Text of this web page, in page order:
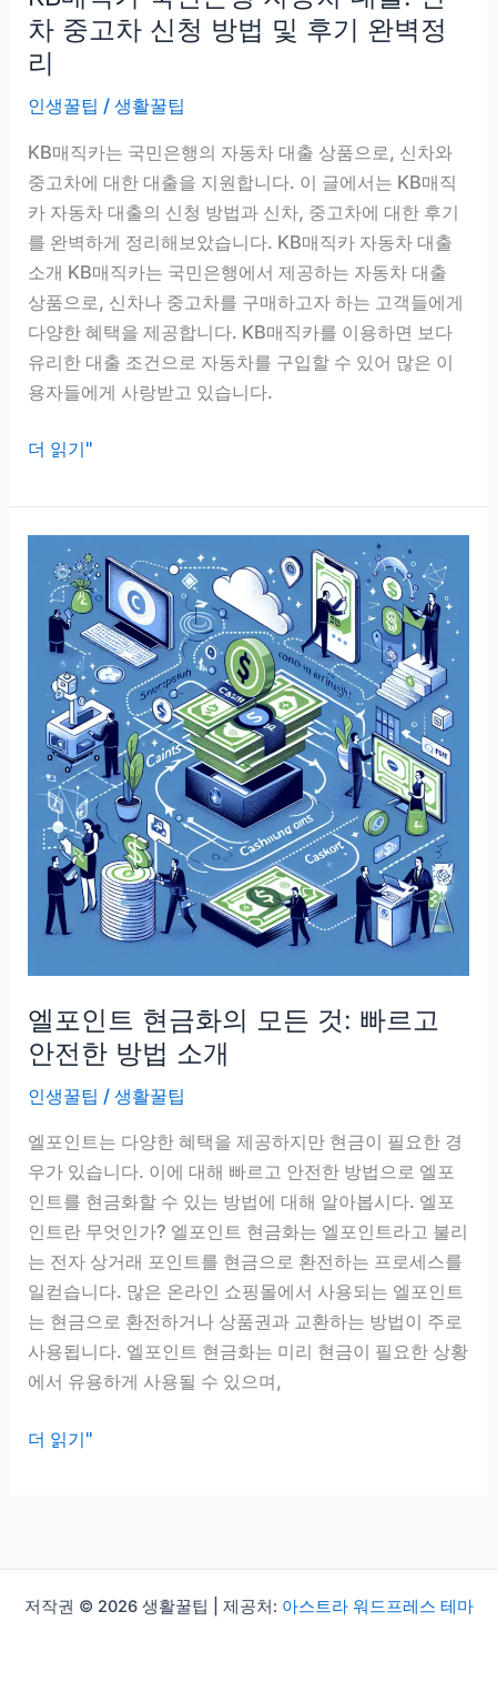
방
법
유
용
한
후
기
차 중고차 신청 방법 및 후기 완벽정
리
인생꿀팁 /생활꿀팁
KB매직카는 국민은행의 자동차 대출 상품으로, 신차와
중고차에 대한 대출을 지원합니다. 이 글에서는 KB매직
카 자동차 대출의 신청 방법과 신차, 중고차에 대한 후기
를 완벽하게 정리해보았습니다. KB매직카 자동차 대출
소개 KB매직카는 국민은행에서 제공하는 자동차 대출
상품으로, 신차나 중고차를 구매하고자 하는 고객들에게
다양한 혜택을 제공합니다. KB매직카를 이용하면 보다
유리한 대출 조건으로 자동차를 구입할 수 있어 많은 이
용자들에게 사랑받고 있습니다.
KB
직
카
출:
신
청
방
및
후
기
완
벽
정
리
더 읽기"
엘포인트 현금화의 모든 것: 빠르고
안전한 방법 소개
인생꿀팁 /생활꿀팁
엘포인트는 다양한 혜택을 제공하지만 현금이 필요한 경
우가 있습니다. 이에 대해 빠르고 안전한 방법으로 엘포
인트를 현금화할 수 있는 방법에 대해 알아봅시다. 엘포
인트란 무엇인가? 엘포인트 현금화는 엘포인트라고 불리
는 전자 상거래 포인트를 현금으로 환전하는 프로세스를
일컫습니다. 많은 온라인 쇼핑몰에서 사용되는 엘포인트
는 현금으로 환전하거나 상품권과 교환하는 방법이 주로
사용됩니다. 엘포인트 현금화는 미리 현금이 필요한 상황
에서 유용하게 사용될 수 있으며,
엘
화
더 읽기"
저작권 © 2026 생활꿀팁 | 제공처: 아스트라 워드프레스 테마